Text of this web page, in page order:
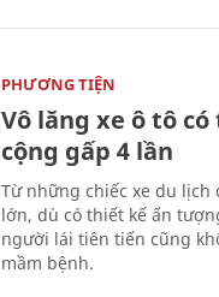
PHƯƠNG TIỆN
Vô lăng xe ô tô
cộng gấp 4 lần
Từ những chiếc xe du lịch
lớn, dù có thiết kế ấn
người lái tiên tiến cũng
mầm bệnh.